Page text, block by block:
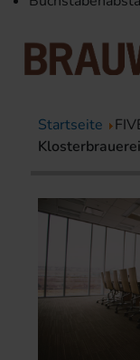
Startseite